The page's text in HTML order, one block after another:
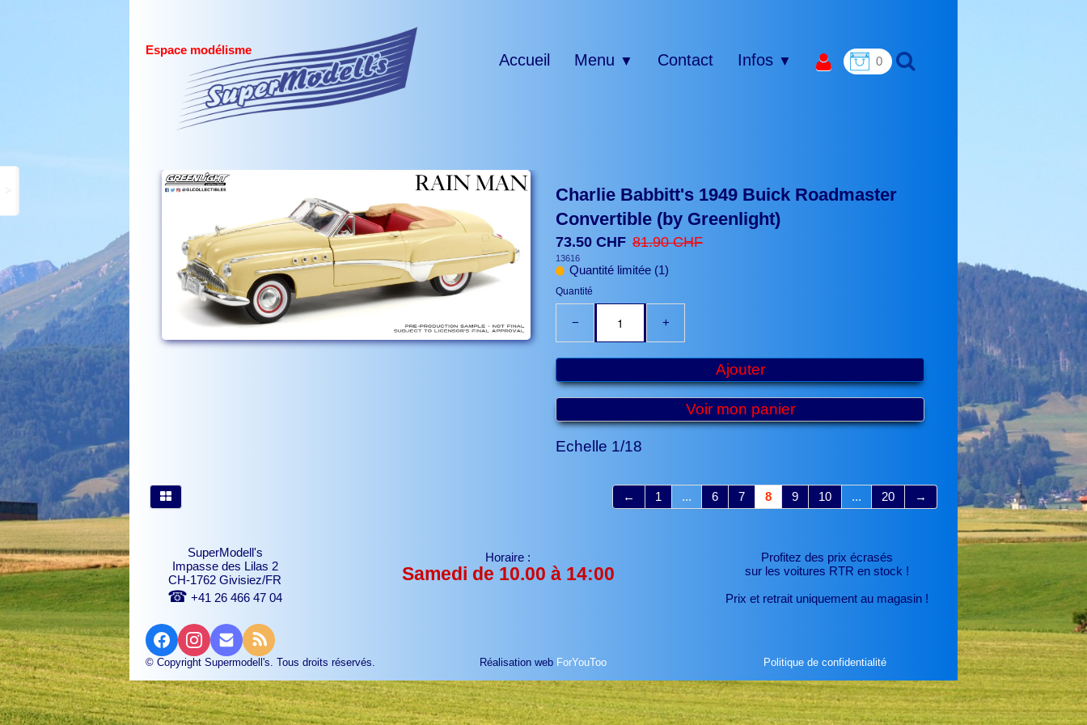
Espace modélisme
Accueil Menu ▼ Contact Infos ▼ 0
Charlie Babbitt's 1949 Buick Roadmaster
Convertible (by Greenlight)
73.50 CHF 81.90 CHF
13616
Quantité limitée (1)
Quantité
− +
Ajouter
Voir mon panier
Echelle 1/18
← 1 ... 6 7 8 9 10 ... 20 →
SuperModell's
Impasse des Lilas 2
CH-1762 Givisiez/FR
☎ +41 26 466 47 04
Horaire :
Samedi de 10.00 à 14:00
Profitez des prix écrasés
sur les voitures RTR en stock !
Prix et retrait uniquement au magasin !
© Copyright Supermodell's. Tous droits réservés. Réalisation web ForYouToo Politique de confidentialité